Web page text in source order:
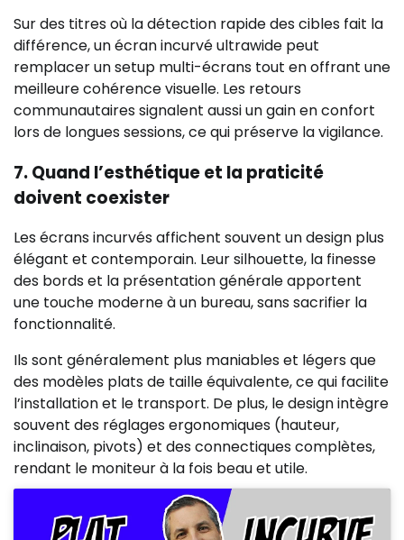
Sur des titres où la détection rapide des cibles fait la
différence, un écran incurvé ultrawide peut
remplacer un setup multi-écrans tout en offrant une
meilleure cohérence visuelle. Les retours
communautaires signalent aussi un gain en confort
lors de longues sessions, ce qui préserve la vigilance.
7. Quand l’esthétique et la praticité
doivent coexister
Les écrans incurvés affichent souvent un design plus
élégant et contemporain. Leur silhouette, la finesse
des bords et la présentation générale apportent
une touche moderne à un bureau, sans sacrifier la
fonctionnalité.
Ils sont généralement plus maniables et légers que
des modèles plats de taille équivalente, ce qui facilite
l’installation et le transport. De plus, le design intègre
souvent des réglages ergonomiques (hauteur,
inclinaison, pivots) et des connectiques complètes,
rendant le moniteur à la fois beau et utile.